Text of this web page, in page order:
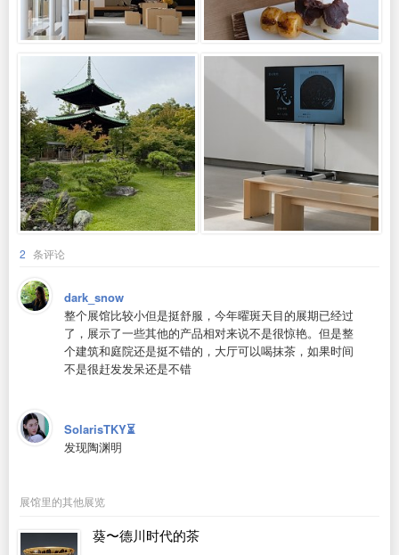
2 条评论
dark_snow
整个展馆比较小但是挺舒服，今年曜斑天目的展期已经过
了，展示了一些其他的产品相对来说不是很惊艳。但是整
个建筑和庭院还是挺不错的，大厅可以喝抹茶，如果时间
不是很赶发发呆还是不错
SolarisTKY⏳
发现陶渊明
展馆里的其他展览
葵〜德川时代的茶